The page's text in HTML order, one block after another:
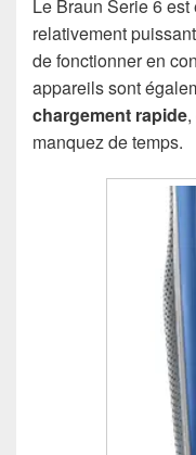
Le Braun Serie 6
relativement
de fonctionner en
appareils sont
chargement rapide
manquez de temps.